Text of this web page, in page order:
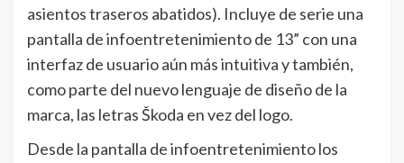
asientos traseros abatidos). Incluye de serie una
pantalla de infoentretenimiento de 13” con una
interfaz de usuario aún más intuitiva y también,
como parte del nuevo lenguaje de diseño de la
marca, las letras Škoda en vez del logo.
Desde la pantalla de infoentretenimiento los